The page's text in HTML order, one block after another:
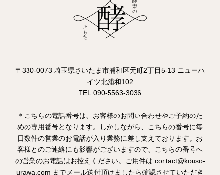
〒330-0073 埼玉県さいたま市浦和区元町2丁目5-13 ニューハ
イツ北浦和102
TEL.090-5563-3036
＊こちらの電話番号は、お客様のお問い合わせやご予約のた
めの専用番号となります。しかしながら、こちらの番号に毎
日数件の営業のお電話が入り業務に差し支えております。お
客様とのご連絡にも影響がございますので、こちらの番号へ
の営業のお電話はお控えください。ご用件は contact@kouso-
urawa.com までメール送付頂けましたら確認させていただき